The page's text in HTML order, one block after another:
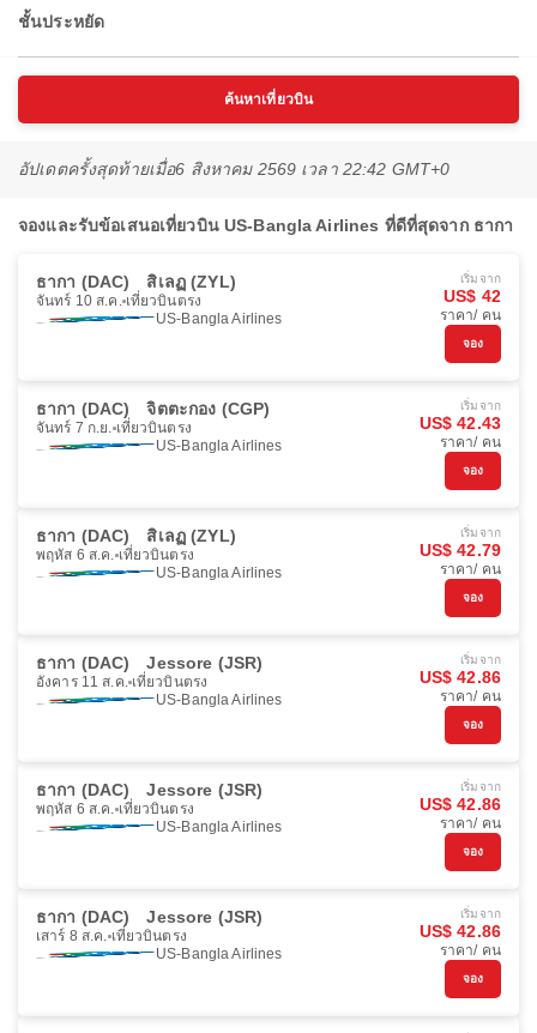
ชั้นประหยัด
ค้นหาเที่ยวบิน
อัปเดตครั้งสุดท้ายเมื่อ6 สิงหาคม 2569 เวลา 22:42 GMT+0
จองและรับข้อเสนอเที่ยวบิน US-Bangla Airlines ที่ดีที่สุดจาก ธากา
ธากา (DAC) สิเลฏ (ZYL)
จันทร์ 10 ส.ค. เที่ยวบินตรง
US-Bangla Airlines
เริ่มจาก
US$ 42
ราคา/ คน
จอง
ธากา (DAC) จิตตะกอง (CGP)
จันทร์ 7 ก.ย. เที่ยวบินตรง
US-Bangla Airlines
เริ่มจาก
US$ 42.43
ราคา/ คน
จอง
ธากา (DAC) สิเลฏ (ZYL)
พฤหัส 6 ส.ค. เที่ยวบินตรง
US-Bangla Airlines
เริ่มจาก
US$ 42.79
ราคา/ คน
จอง
ธากา (DAC) Jessore (JSR)
อังคาร 11 ส.ค. เที่ยวบินตรง
US-Bangla Airlines
เริ่มจาก
US$ 42.86
ราคา/ คน
จอง
ธากา (DAC) Jessore (JSR)
พฤหัส 6 ส.ค. เที่ยวบินตรง
US-Bangla Airlines
เริ่มจาก
US$ 42.86
ราคา/ คน
จอง
ธากา (DAC) Jessore (JSR)
เสาร์ 8 ส.ค. เที่ยวบินตรง
US-Bangla Airlines
เริ่มจาก
US$ 42.86
ราคา/ คน
จอง